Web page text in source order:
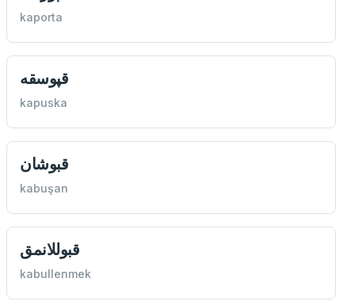
kaporta
قپوسقه
kapuska
قبوشان
kabuşan
قبوللانمق
kabullenmek